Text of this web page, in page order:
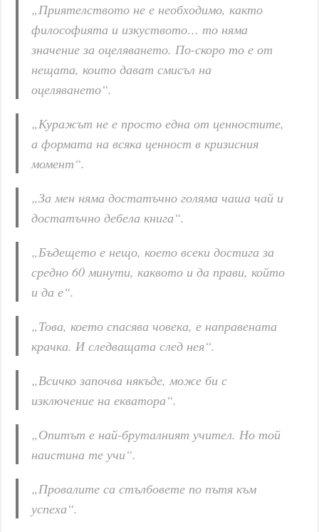
„Приятелството не е необходимо, както
философията и изкуството… то няма
значение за оцеляването. По-скоро то е от
нещата, които дават смисъл на
оцеляването“.
„Куражът не е просто една от ценностите,
а формата на всяка ценност в кризисния
момент“.
„За мен няма достатъчно голяма чаша чай и
достатъчно дебела книга“.
„Бъдещето е нещо, което всеки достига за
средно 60 минути, каквото и да прави, който
и да е“.
„Това, което спасява човека, е направената
крачка. И следващата след нея“.
„Всичко започва някъде, може би с
изключение на екватора“.
„Опитът е най-бруталният учител. Но той
наистина те учи“.
„Провалите са стълбовете по пътя към
успеха“.